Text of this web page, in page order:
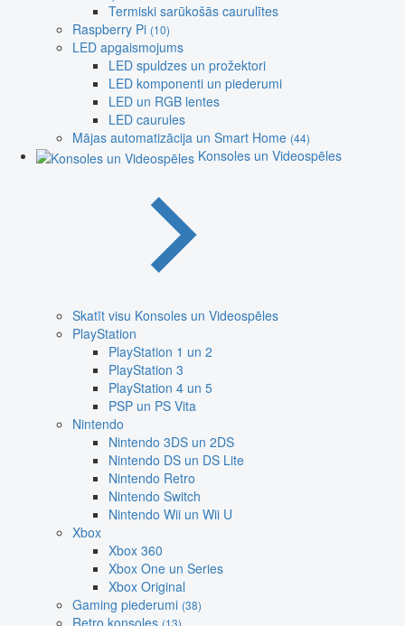
Termiski sarūkošās caurulītes
Raspberry Pi (10)
LED apgaismojums
LED spuldzes un prožektori
LED komponenti un piederumi
LED un RGB lentes
LED caurules
Mājas automatizācija un Smart Home (44)
Konsoles un Videospēles
Skatīt visu Konsoles un Videospēles
PlayStation
PlayStation 1 un 2
PlayStation 3
PlayStation 4 un 5
PSP un PS Vita
Nintendo
Nintendo 3DS un 2DS
Nintendo DS un DS Lite
Nintendo Retro
Nintendo Switch
Nintendo Wii un Wii U
Xbox
Xbox 360
Xbox One un Series
Xbox Original
Gaming piederumi (38)
Retro konsoles (13)